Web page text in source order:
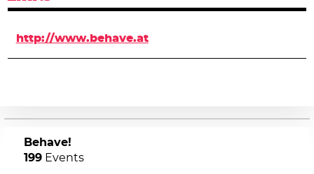
http://www.behave.at
Behave!
199Events